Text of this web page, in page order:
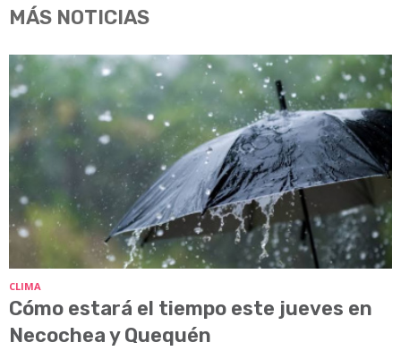
MÁS NOTICIAS
CLIMA
Cómo estará el tiempo este jueves en
Necochea y Quequén